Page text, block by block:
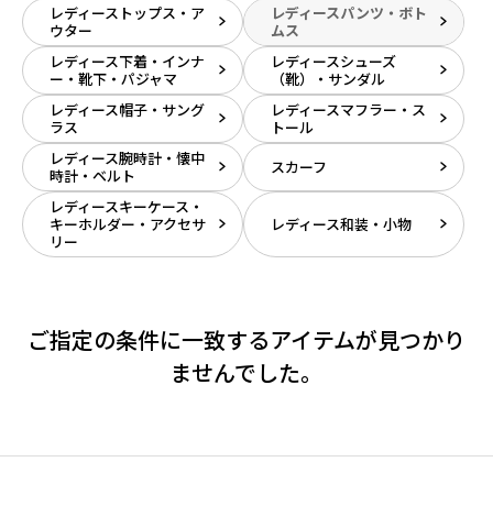
レディーストップス・ア
ウター
レディースパンツ・ボト
ムス
レディース下着・インナ
ー・靴下・パジャマ
レディースシューズ
（靴）・サンダル
レディース帽子・サング
ラス
レディースマフラー・ス
トール
レディース腕時計・懐中
時計・ベルト
スカーフ
レディースキーケース・
キーホルダー・アクセサ
リー
レディース和装・小物
ご指定の条件に一致するアイテムが見つかり
ませんでした。